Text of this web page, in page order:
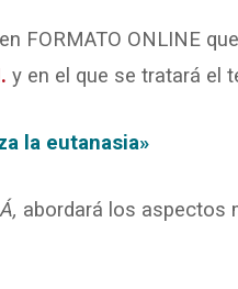
FORMATO ONLINE
y en el que se tratará el
la eutanasia»
abordará los aspectos